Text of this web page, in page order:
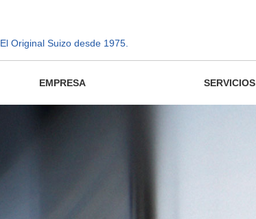
El Original Suizo desde 1975.
EMPRESA SERVICIOS